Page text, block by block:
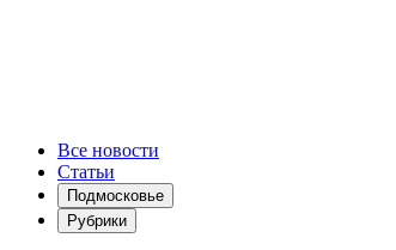
Все новости
Статьи
Подмосковье
Рубрики